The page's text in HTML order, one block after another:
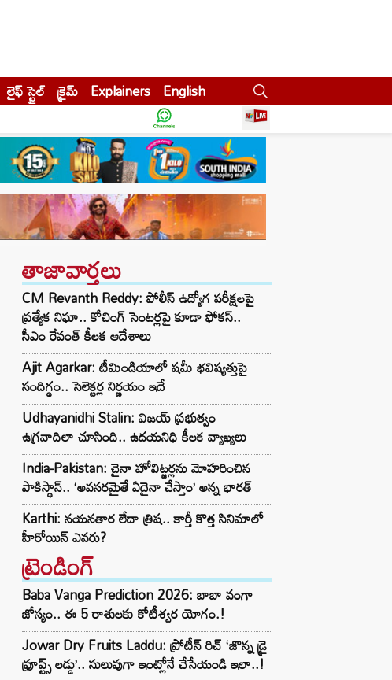
లైఫ్ స్టైల్ క్రైమ్ Explainers English
తాజావార్తలు
CM Revanth Reddy: పోలీస్ ఉద్యోగ పరీక్షలపై
ప్రత్యేక నిఘా.. కోచింగ్ సెంటర్లపై కూడా ఫోకస్..
సీఎం రేవంత్ కీలక ఆదేశాలు
Ajit Agarkar: టీమిండియాలో షమీ భవిష్యత్తుపై
సందిగ్ధం.. సెలెక్టర్ల నిర్ణయం ఇదే
Udhayanidhi Stalin: విజయ్ ప్రభుత్వం
ఉగ్రవాదిలా చూసింది.. ఉదయనిధి కీలక వ్యాఖ్యలు
India-Pakistan: చైనా హోవిట్జర్లను మోహరించిన
పాకిస్థాన్.. ‘అవసరమైతే ఏదైనా చేస్తాం’ అన్న భారత్
Karthi: నయనతార లేదా త్రిష.. కార్తీ కొత్త సినిమాలో
హీరోయిన్ ఎవరు?
ట్రెండింగ్‌
Baba Vanga Prediction 2026: బాబా వంగా
జోస్యం.. ఈ 5 రాశులకు కోటీశ్వర యోగం.!
Jowar Dry Fruits Laddu: ప్రోటీన్ రిచ్ ‘జొన్న డ్రై
ఫ్రూప్ట్స్ లడ్డు’.. సులువుగా ఇంట్లోనే చేసేయండి ఇలా..!